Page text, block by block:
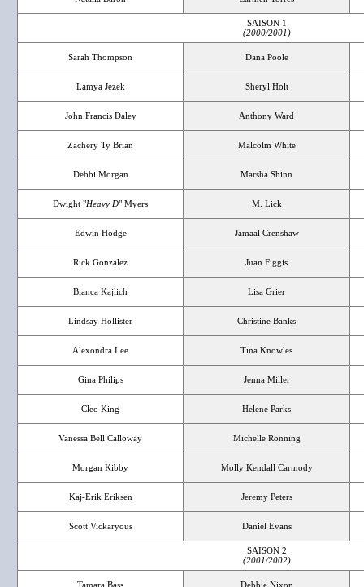
SAISON 1
(2000/2001)
Sarah Thompson Dana Poole
Lamya Jezek Sheryl Holt
John Francis Daley Anthony Ward
Zachery Ty Brian Malcolm White
Debbi Morgan Marsha Shinn
Dwight "Heavy D" Myers M. Lick
Edwin Hodge Jamaal Crenshaw
Rick Gonzalez Juan Figgis
Bianca Kajlich Lisa Grier
Lindsay Hollister Christine Banks
Alexondra Lee Tina Knowles
Gina Philips Jenna Miller
Cleo King Helene Parks
Vanessa Bell Calloway Michelle Ronning
Morgan Kibby Molly Kendall Carmody
Kaj-Erik Eriksen Jeremy Peters
Scott Vickaryous Daniel Evans
SAISON 2
(2001/2002)
Tamara Bass Debbie Nixon